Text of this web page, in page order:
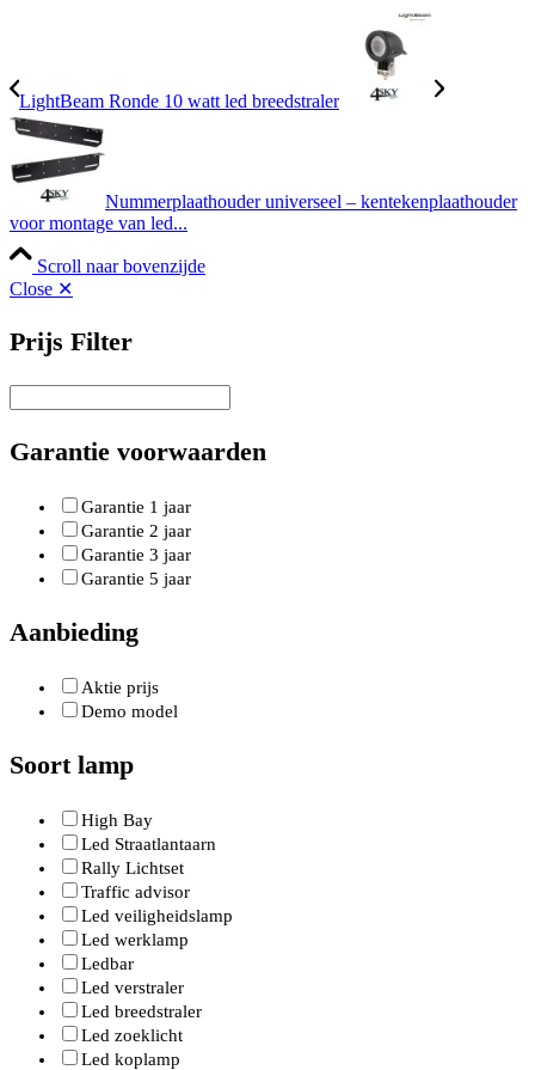
LightBeam Ronde 10 watt led breedstraler
Nummerplaathouder universeel – kentekenplaathouder
voor montage van led...
Scroll naar bovenzijde
Close ✕
Prijs Filter
Garantie voorwaarden
Garantie 1 jaar
Garantie 2 jaar
Garantie 3 jaar
Garantie 5 jaar
Aanbieding
Aktie prijs
Demo model
Soort lamp
High Bay
Led Straatlantaarn
Rally Lichtset
Traffic advisor
Led veiligheidslamp
Led werklamp
Ledbar
Led verstraler
Led breedstraler
Led zoeklicht
Led koplamp